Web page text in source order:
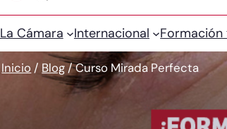
La Cámara Internacional Formación
Inicio / Blog/Curso Mirada Perfecta